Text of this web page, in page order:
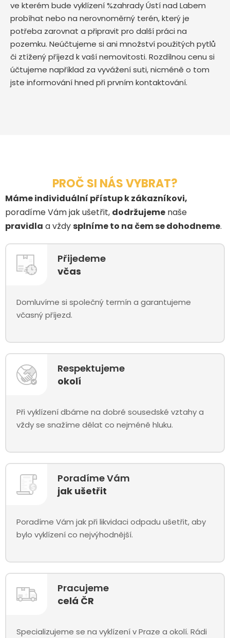
ve kterém bude vyklízení %zahrady Ústí nad Labem
probíhat nebo na nerovnoměrný terén, který je
potřeba zarovnat a připravit pro další práci na
pozemku. Neúčtujeme si ani množství použitých pytlů
či ztížený příjezd k vaší nemovitosti. Rozdílnou cenu si
účtujeme například za vyvážení suti, nicméně o tom
jste informování hned při prvním kontaktování.
PROČ SI NÁS VYBRAT?
Máme individuální přístup k zákazníkovi,
poradíme Vám jak ušetřit, dodržujeme naše
pravidla a vždy splníme to na čem se dohodneme.
Přijedeme
včas
Domluvíme si společný termín a garantujeme
včasný příjezd.
Respektujeme
okolí
Při vyklízení dbáme na dobré sousedské vztahy a
vždy se snažíme dělat co nejméně hluku.
Poradíme Vám
jak ušetřit
Poradíme Vám jak při likvidaci odpadu ušetřit, aby
bylo vyklízení co nejvýhodnější.
Pracujeme
celá ČR
Specializujeme se na vyklízení v Praze a okolí. Rádi